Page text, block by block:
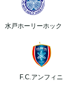
水戸ホーリーホック
F.C.アンフィニ